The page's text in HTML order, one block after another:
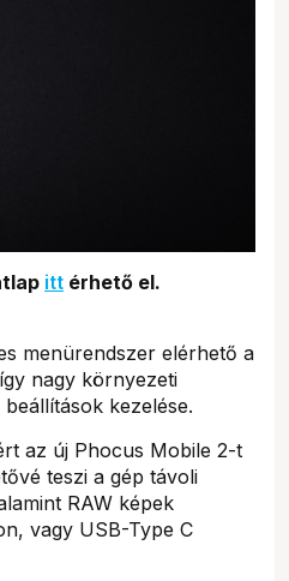
itt érhető el.
menürendszer elérhető a
nagy környezeti
kezelése.
az új Phocus Mobile 2-t
teszi a gép távoli
RAW képek
vagy USB-Type C